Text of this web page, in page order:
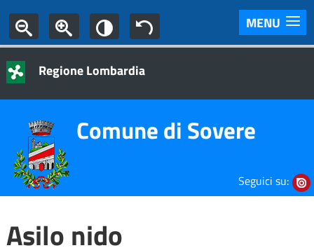
MENU
Regione Lombardia
Comune di Sovere
Seguici su:
Asilo nido